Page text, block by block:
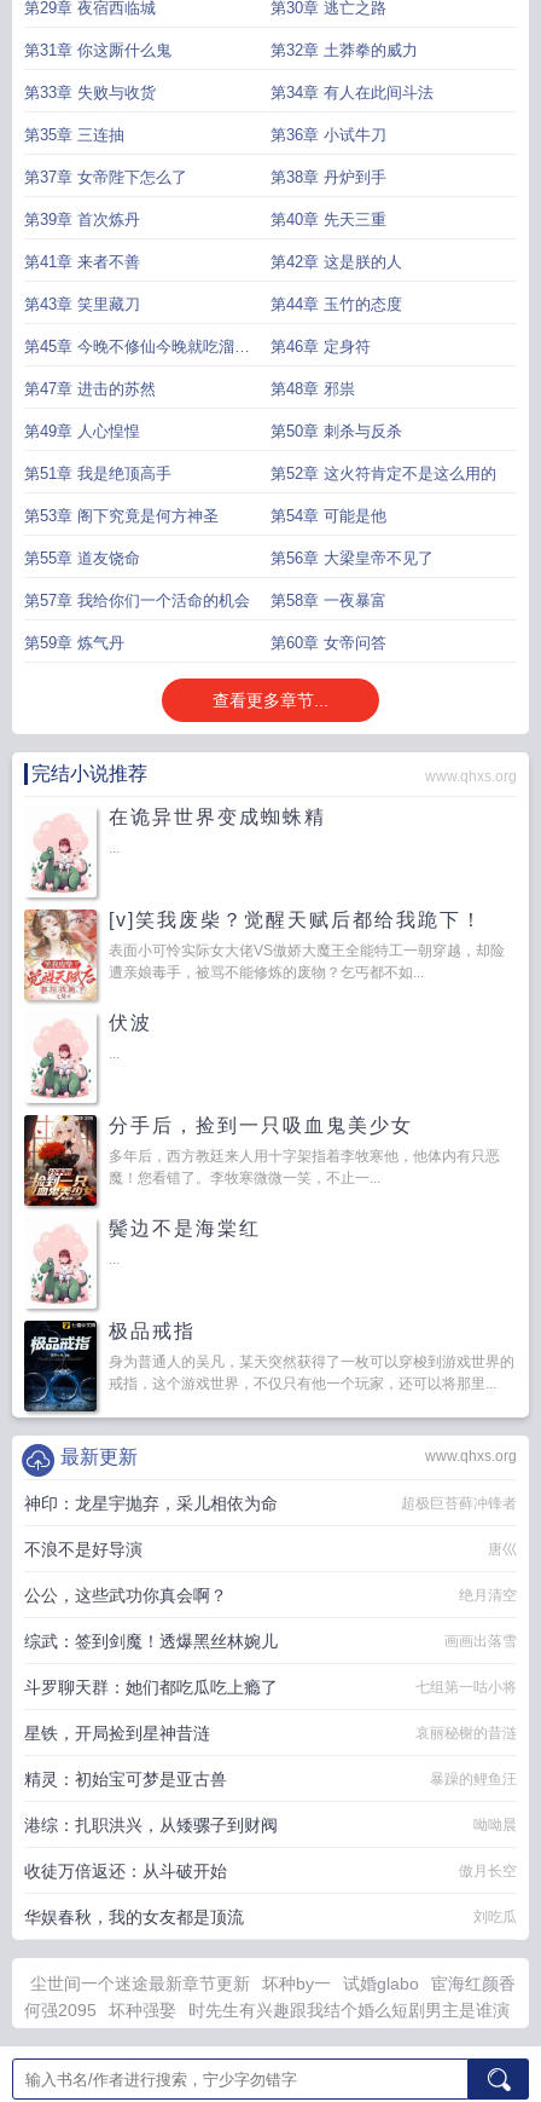
第29章 夜宿西临城 第30章 逃亡之路
第31章 你这厮什么鬼 第32章 土莽拳的威力
第33章 失败与收货 第34章 有人在此间斗法
第35章 三连抽 第36章 小试牛刀
第37章 女帝陛下怎么了 第38章 丹炉到手
第39章 首次炼丹 第40章 先天三重
第41章 来者不善 第42章 这是朕的人
第43章 笑里藏刀 第44章 玉竹的态度
第45章 今晚不修仙今晚就吃溜溜
梅
第46章 定身符
第47章 进击的苏然 第48章 邪祟
第49章 人心惶惶 第50章 刺杀与反杀
第51章 我是绝顶高手 第52章 这火符肯定不是这么用的
第53章 阁下究竟是何方神圣 第54章 可能是他
第55章 道友饶命 第56章 大梁皇帝不见了
第57章 我给你们一个活命的机会 第58章 一夜暴富
第59章 炼气丹 第60章 女帝问答
查看更多章节...
完结小说推荐 www.qhxs.org
在诡异世界变成蜘蛛精
...
[v]笑我废柴？觉醒天赋后都给我跪下！
表面小可怜实际女大佬VS傲娇大魔王全能特工一朝穿越，却险
遭亲娘毒手，被骂不能修炼的废物？乞丐都不如...
伏波
...
分手后，捡到一只吸血鬼美少女
多年后，西方教廷来人用十字架指着李牧寒他，他体内有只恶
魔！您看错了。李牧寒微微一笑，不止一...
鬓边不是海棠红
...
极品戒指
身为普通人的吴凡，某天突然获得了一枚可以穿梭到游戏世界的
戒指，这个游戏世界，不仅只有他一个玩家，还可以将那里...
www.qhxs.org
最新更新
神印：龙星宇抛弃，采儿相依为命 超极巨苔藓冲锋者
不浪不是好导演 唐巛
公公，这些武功你真会啊？ 绝月清空
综武：签到剑魔！透爆黑丝林婉儿 画画出落雪
斗罗聊天群：她们都吃瓜吃上瘾了 七组第一咕小将
星铁，开局捡到星神昔涟 哀丽秘榭的昔涟
精灵：初始宝可梦是亚古兽 暴躁的鲤鱼汪
港综：扎职洪兴，从矮骡子到财阀 呦呦晨
收徒万倍返还：从斗破开始 傲月长空
华娱春秋，我的女友都是顶流 刘吃瓜
尘世间一个迷途最新章节更新 坏种by一 试婚glabo
宦海红颜香
何强2095
坏种强娶
时先生有兴趣跟我结个婚么短剧男主是谁演
的
神级学霸开局被校花倒追 阴寿书山中枯骨txt资源
前世丈夫
冷漠我守了一世
时先生有兴趣和我结婚吗短剧 掸